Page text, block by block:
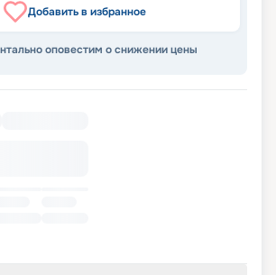
Добавить в избранное
оповестим о снижении цены